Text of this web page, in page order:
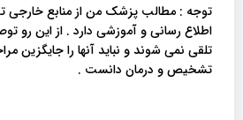
توجه : مطالب پزشک من از منابع خارجی
اطلاع رسانی و آموزشی دارد . از این
تلقی نمی شوند و نباید آنها را جایگزین
تشخیص و درمان دانست .